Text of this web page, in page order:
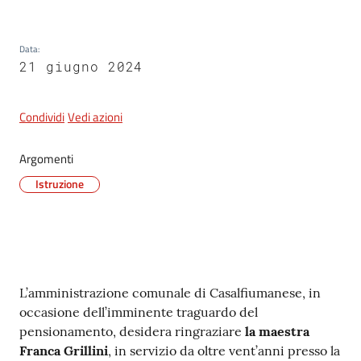
on-
line
Data:
21 giugno 2024
CondividiVedi azioni
Argomenti
Istruzione
Contenuto
L’amministrazione comunale di Casalfiumanese, in
occasione dell’imminente traguardo del
pensionamento, desidera ringraziare la maestra
Franca Grillini, in servizio da oltre vent’anni presso la